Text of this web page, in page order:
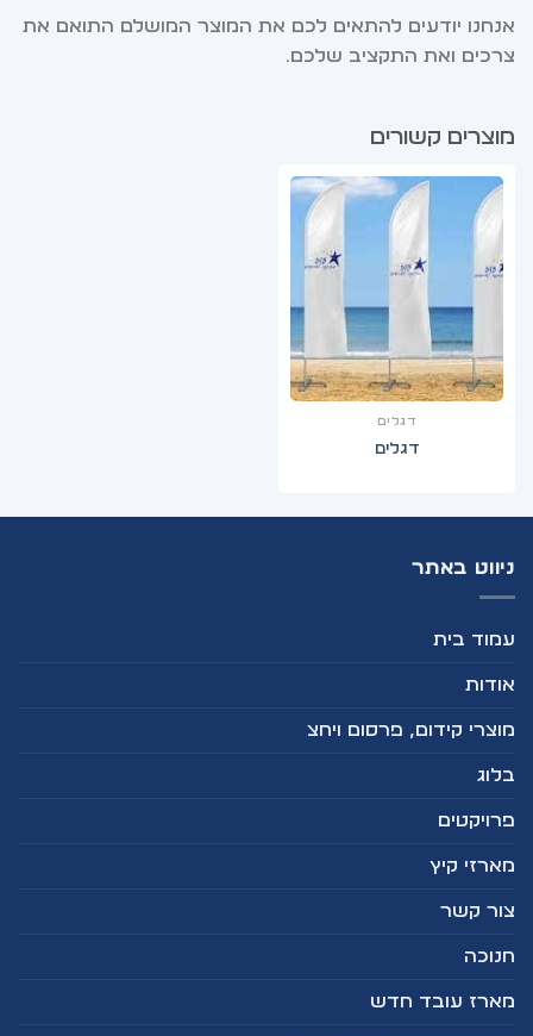
אנחנו יודעים להתאים לכם את המוצר המושלם התואם את
צרכים ואת התקציב שלכם.
מוצרים קשורים
דגלים
דגלים
ניווט באתר
עמוד בית
אודות
מוצרי קידום, פרסום ויחצ
בלוג
פרויקטים
מארזי קיץ
צור קשר
חנוכה
מארז עובד חדש